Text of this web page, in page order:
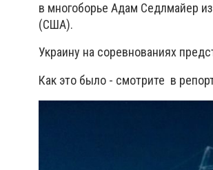
в многоборье Адам Седлмайер
(США).
Украину на соревнованиях
Как это было - смотрите в